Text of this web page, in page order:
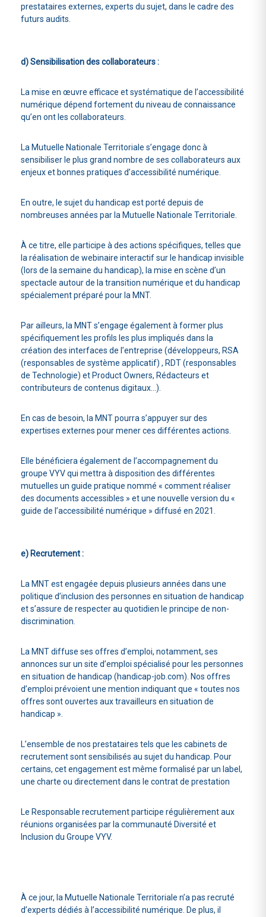
prestataires externes, experts du sujet, dans le cadre des
futurs audits.
d) Sensibilisation des collaborateurs :
La mise en œuvre efficace et systématique de l’accessibilité
numérique dépend fortement du niveau de connaissance
qu’en ont les collaborateurs.
La Mutuelle Nationale Territoriale s’engage donc à
sensibiliser le plus grand nombre de ses collaborateurs aux
enjeux et bonnes pratiques d’accessibilité numérique.
En outre, le sujet du handicap est porté depuis de
nombreuses années par la Mutuelle Nationale Territoriale.
À ce titre, elle participe à des actions spécifiques, telles que
la réalisation de webinaire interactif sur le handicap invisible
(lors de la semaine du handicap), la mise en scène d’un
spectacle autour de la transition numérique et du handicap
spécialement préparé pour la MNT.
Par ailleurs, la MNT s’engage également à former plus
spécifiquement les profils les plus impliqués dans la
création des interfaces de l’entreprise (développeurs, RSA
(responsables de système applicatif) , RDT (responsables
de Technologie) et Product Owners, Rédacteurs et
contributeurs de contenus digitaux…).
En cas de besoin, la MNT pourra s’appuyer sur des
expertises externes pour mener ces différentes actions.
Elle bénéficiera également de l’accompagnement du
groupe VYV qui mettra à disposition des différentes
mutuelles un guide pratique nommé « comment réaliser
des documents accessibles » et une nouvelle version du «
guide de l’accessibilité numérique » diffusé en 2021.
e) Recrutement :
La MNT est engagée depuis plusieurs années dans une
politique d’inclusion des personnes en situation de handicap
et s’assure de respecter au quotidien le principe de non-
discrimination.
La MNT diffuse ses offres d’emploi, notamment, ses
annonces sur un site d’emploi spécialisé pour les personnes
en situation de handicap (handicap-job.com). Nos offres
d’emploi prévoient une mention indiquant que « toutes nos
offres sont ouvertes aux travailleurs en situation de
handicap ».
L’ensemble de nos prestataires tels que les cabinets de
recrutement sont sensibilisés au sujet du handicap. Pour
certains, cet engagement est même formalisé par un label,
une charte ou directement dans le contrat de prestation
Le Responsable recrutement participe régulièrement aux
réunions organisées par la communauté Diversité et
Inclusion du Groupe VYV.
À ce jour, la Mutuelle Nationale Territoriale n’a pas recruté
d’experts dédiés à l’accessibilité numérique. De plus, il